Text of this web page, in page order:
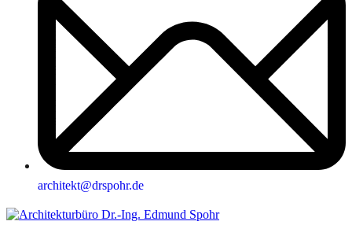
architekt@drspohr.de